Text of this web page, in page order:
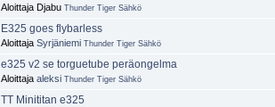
Aloittaja Djabu Thunder Tiger Sähkö
E325 goes flybarless
Aloittaja Syrjäniemi Thunder Tiger Sähkö
e325 v2 se torguetube peräongelma
Aloittaja aleksi Thunder Tiger Sähkö
TT Minititan e325